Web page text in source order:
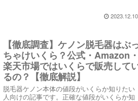
2023.12.10
【徹底調査】ケノン脱毛器はぶ
ちゃけいくら？公式・Amazon・
楽天市場ではいくらで販売して
るの？【徹底解説】
脱毛器ケノン本体の値段がいくらか知りたい
人向けの記事です。正確な値段がいくらか知